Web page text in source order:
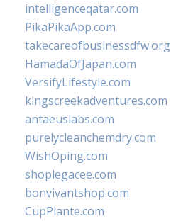
intelligenceqatar.com
PikaPikaApp.com
takecareofbusinessdfw.org
HamadaOfJapan.com
VersifyLifestyle.com
kingscreekadventures.com
antaeuslabs.com
purelycleanchemdry.com
WishOping.com
shoplegacee.com
bonvivantshop.com
CupPlante.com